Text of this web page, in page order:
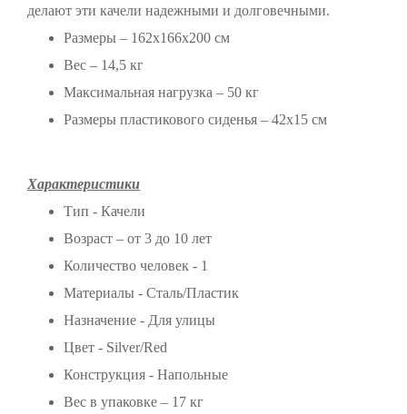
делают эти качели надежными и долговечными.
Размеры – 162х166х200 см
Вес – 14,5 кг
Максимальная нагрузка – 50 кг
Размеры пластикового сиденья – 42x15 см
Характеристики
Тип - Качели
Возраст – от 3 до 10 лет
Количество человек - 1
Материалы - Сталь/Пластик
Назначение - Для улицы
Цвет - Silver/Red
Конструкция - Напольные
Вес в упаковке – 17 кг